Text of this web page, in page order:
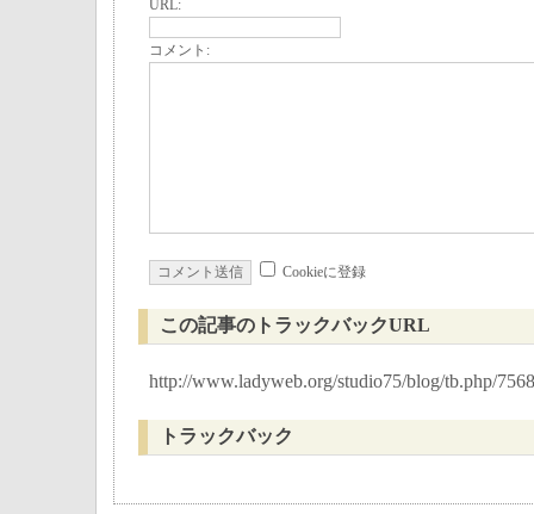
URL:
コメント:
Cookieに登録
この記事のトラックバックURL
http://www.ladyweb.org/studio75/blog/tb.php/7568
トラックバック